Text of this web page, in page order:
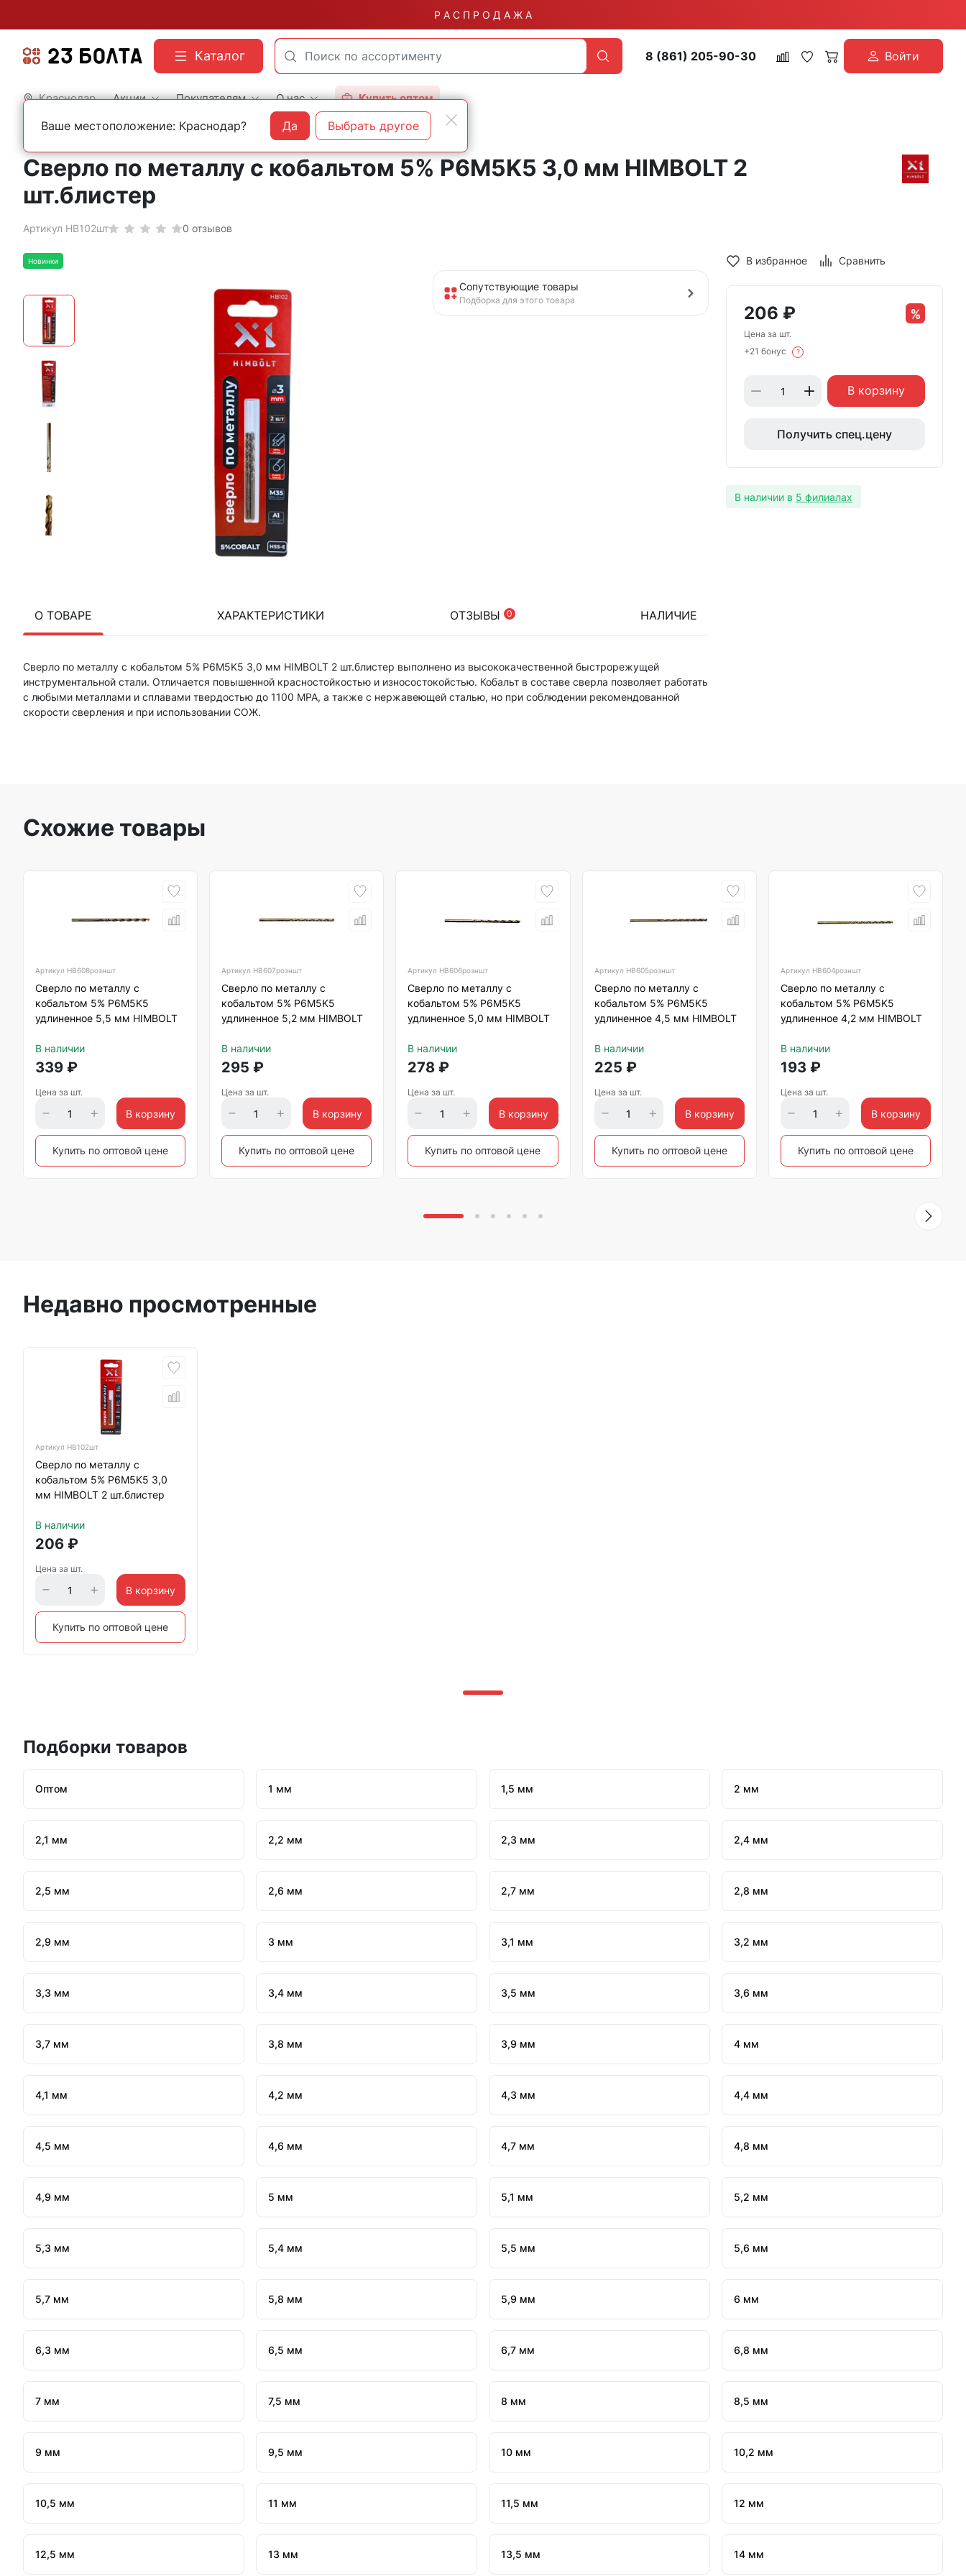
Р А С П Р О Д А Ж А
Каталог 8 (861) 205-90-30 Войти
Краснодар Акции Покупателям О нас Купить оптом
Главная Оснастка Сверла По металлу HIMBOLT
Сверло по металлу с кобальтом 5% P6M5K5 3,0 мм HIMBOLT 2
шт.блистер
Артикул HB102шт 0 отзывов
Новинки
Сопутствующие товары
Подборка для этого товара
О ТОВАРЕ ХАРАКТЕРИСТИКИ ОТЗЫВЫ 0 НАЛИЧИЕ
Сверло по металлу с кобальтом 5% P6M5K5 3,0 мм HIMBOLT 2 шт.блистер выполнено из высококачественной быстрорежущей
инструментальной стали. Отличается повышенной красностойкостью и износостокойстью. Кобальт в составе сверла позволяет работать
с любыми металлами и сплавами твердостью до 1100 МРА, а также с нержавеющей сталью, но при соблюдении рекомендованной
скорости сверления и при использовании СОЖ.
В избранное Сравнить
206 ₽
Цена за шт.
+21 бонус
?
В корзину
Получить спец.цену
В наличии в 5 филиалах
Схожие товары
Артикул HB608розншт
Сверло по металлу с
кобальтом 5% P6M5K5
удлиненное 5,5 мм HIMBOLT
В наличии
339 ₽
Цена за шт.
В корзину
Купить по оптовой цене
Артикул HB607розншт
Сверло по металлу с
кобальтом 5% P6M5K5
удлиненное 5,2 мм HIMBOLT
В наличии
295 ₽
Цена за шт.
В корзину
Купить по оптовой цене
Артикул HB606розншт
Сверло по металлу с
кобальтом 5% P6M5K5
удлиненное 5,0 мм HIMBOLT
В наличии
278 ₽
Цена за шт.
В корзину
Купить по оптовой цене
Артикул HB605розншт
Сверло по металлу с
кобальтом 5% P6M5K5
удлиненное 4,5 мм HIMBOLT
В наличии
225 ₽
Цена за шт.
В корзину
Купить по оптовой цене
Артикул HB604розншт
Сверло по металлу с
кобальтом 5% P6M5K5
удлиненное 4,2 мм HIMBOLT
В наличии
193 ₽
Цена за шт.
В корзину
Купить по оптовой цене
Недавно просмотренные
Артикул HB102шт
Сверло по металлу с
кобальтом 5% P6M5K5 3,0
мм HIMBOLT 2 шт.блистер
В наличии
206 ₽
Цена за шт.
В корзину
Купить по оптовой цене
Подборки товаров
Оптом 1 мм 1,5 мм 2 мм
2,1 мм 2,2 мм 2,3 мм 2,4 мм
2,5 мм 2,6 мм 2,7 мм 2,8 мм
2,9 мм 3 мм 3,1 мм 3,2 мм
3,3 мм 3,4 мм 3,5 мм 3,6 мм
3,7 мм 3,8 мм 3,9 мм 4 мм
4,1 мм 4,2 мм 4,3 мм 4,4 мм
4,5 мм 4,6 мм 4,7 мм 4,8 мм
4,9 мм 5 мм 5,1 мм 5,2 мм
5,3 мм 5,4 мм 5,5 мм 5,6 мм
5,7 мм 5,8 мм 5,9 мм 6 мм
6,3 мм 6,5 мм 6,7 мм 6,8 мм
7 мм 7,5 мм 8 мм 8,5 мм
9 мм 9,5 мм 10 мм 10,2 мм
10,5 мм 11 мм 11,5 мм 12 мм
12,5 мм 13 мм 13,5 мм 14 мм
Ваше местоположение: Краснодар? Да Выбрать другое